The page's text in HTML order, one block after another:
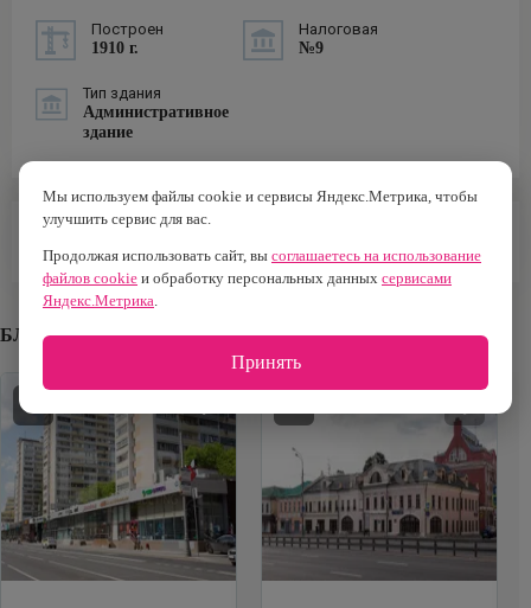
Построен
1910 г.
Налоговая
№9
Тип здания
Административное
здание
БЛИЖАЙШИЕ БИЗНЕС-ЦЕНТРЫ
Мы используем файлы cookie и сервисы Яндекс.Метрика, чтобы
улучшить сервис для вас.
Продолжая использовать сайт, вы соглашаетесь на использование
файлов cookie и обработку персональных данных сервисами
Яндекс.Метрика.
Принять